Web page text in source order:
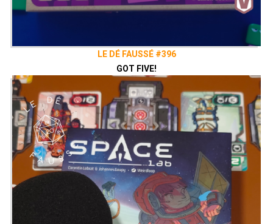
LE DÉ FAUSSÉ #396
GOT FIVE!